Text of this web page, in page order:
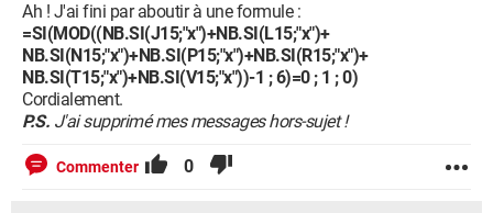
Ah ! J'ai fini par aboutir à une formule :
=SI(MOD((NB.SI(J15;"x")+NB.SI(L15;"x")+
NB.SI(N15;"x")+NB.SI(P15;"x")+NB.SI(R15;"x")+
NB.SI(T15;"x")+NB.SI(V15;"x"))-1 ; 6)=0 ; 1 ; 0)
Cordialement.
P.S. J'ai supprimé mes messages hors-sujet !
Commenter 0